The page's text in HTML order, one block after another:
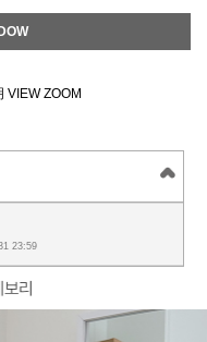
VIEW ZOOM
23:59